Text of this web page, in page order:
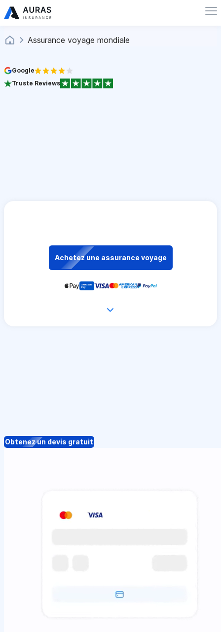
Assurance voyage mondiale
Google
Truste Reviews
Achetez une assurance voyage
Obtenez un devis gratuit